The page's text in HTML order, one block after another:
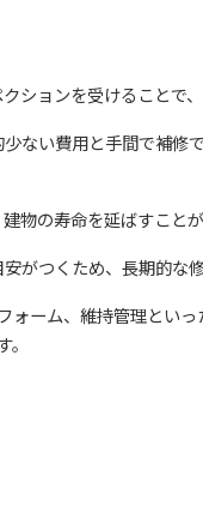
ョンを受けることで
ない費用と手間で補修
物の寿命を延ばすことが
がつくため、長期的な
ーム、維持管理とい